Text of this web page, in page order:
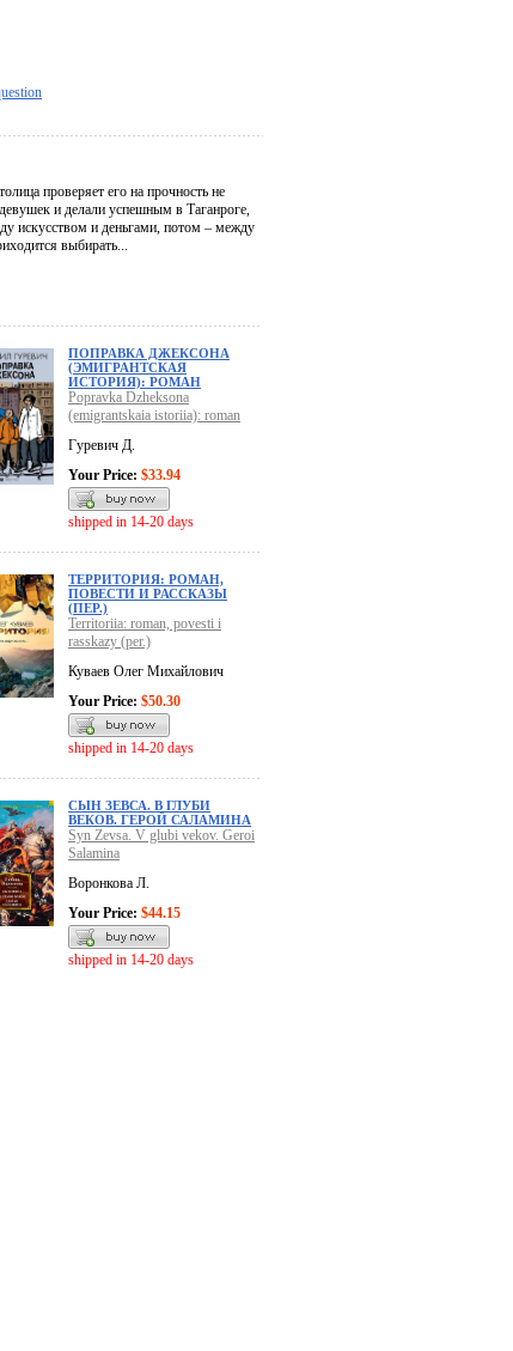
проверяет его на прочность не
и делали успешным в Таганроге,
искусством и деньгами, потом – между
выбирать...
ПОПРАВКА ДЖЕКСОНА
(ЭМИГРАНТСКАЯ
ИСТОРИЯ): РОМАН
Popravka Dzheksona
(emigrantskaia istoriia): roman
Гуревич Д.
Your Price: $33.94
shipped in 14-20 days
ТЕРРИТОРИЯ: РОМАН,
ПОВЕСТИ И РАССКАЗЫ
(ПЕР.)
Territoriia: roman, povesti i
rasskazy (per.)
Куваев Олег Михайлович
Your Price: $50.30
shipped in 14-20 days
СЫН ЗЕВСА. В ГЛУБИ
ВЕКОВ. ГЕРОЙ САЛАМИНА
Syn Zevsa. V glubi vekov. Geroi
Salamina
Воронкова Л.
Your Price: $44.15
shipped in 14-20 days